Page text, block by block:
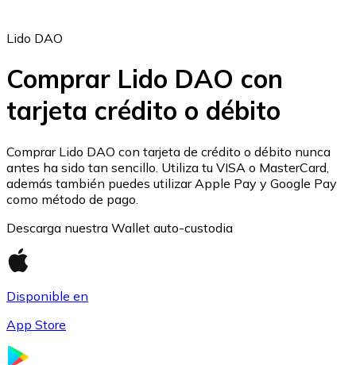
Ethereum
ETH
Lido DAO
Comprar Lido DAO con
tarjeta crédito o débito
Comprar Lido DAO con tarjeta de crédito o débito nunca
antes ha sido tan sencillo. Utiliza tu VISA o MasterCard,
además también puedes utilizar Apple Pay y Google Pay
como método de pago.
Descarga nuestra Wallet auto-custodia
Disponible en
App Store